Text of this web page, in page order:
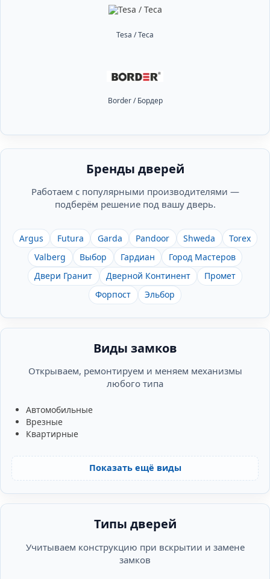
Tesa / Теса
Border / Бордер
Бренды дверей
Работаем с популярными производителями —
подберём решение под вашу дверь.
Argus Futura Garda Pandoor Shweda
Torex
Valberg
Выбор Гардиан
Город Мастеров
Двери Гранит
Дверной Континент
Промет
Форпост
Эльбор
Виды замков
Открываем, ремонтируем и меняем механизмы
любого типа
Автомобильные
Врезные
Квартирные
Показать ещё виды
Типы дверей
Учитываем конструкцию при вскрытии и замене
замков